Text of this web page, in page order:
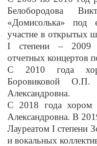
Белобородова
«Домисолька» под
участие в открытых
I степени – 2009
отчетных концертов
С 2010 года
Боровиковой
Александровна.
С 2018 года хором
Александровна. В
Лауреатом I степени
и вокальных